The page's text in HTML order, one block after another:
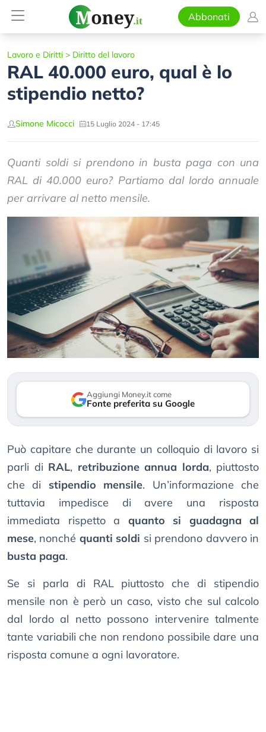
Abbonati
Lavoro e Diritti > Diritto del lavoro
RAL 40.000 euro, qual è lo
stipendio netto?
Simone Micocci 15 Luglio 2024 - 17:45
Quanti soldi si prendono in busta paga con una
RAL di 40.000 euro? Partiamo dal lordo annuale
per arrivare al netto mensile.
Aggiungi Money.it come
Fonte preferita su Google
Può capitare che durante un colloquio di lavoro si
parli di RAL, retribuzione annua lorda, piuttosto
che di stipendio mensile. Un’informazione che
tuttavia impedisce di avere una risposta
immediata rispetto a quanto si guadagna al
mese, nonché quanti soldi si prendono davvero in
busta paga.
Se si parla di RAL piuttosto che di stipendio
mensile non è però un caso, visto che sul calcolo
dal lordo al netto possono intervenire talmente
tante variabili che non rendono possibile dare una
risposta comune a ogni lavoratore.